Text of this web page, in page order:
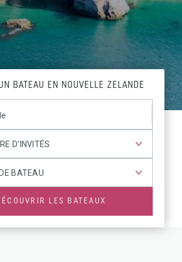
BATEAU EN NOUVELLE ZELANDE
LES BATEAUX